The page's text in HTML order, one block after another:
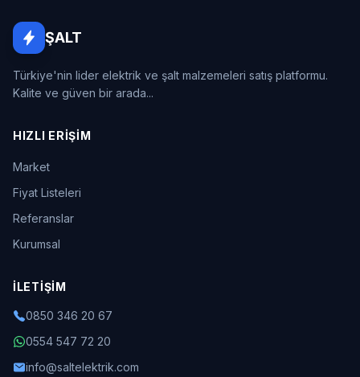
ŞALT
Türkiye'nin lider elektrik ve şalt malzemeleri satış platformu.
Kalite ve güven bir arada...
HIZLI ERIŞIM
Market
Fiyat Listeleri
Referanslar
Kurumsal
İLETIŞIM
0850 346 20 67
0554 547 72 20
info@saltelektrik.com